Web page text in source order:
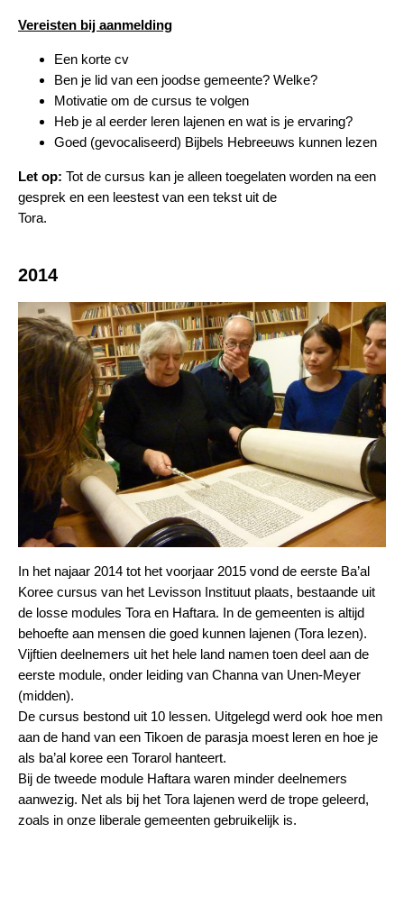
Vereisten bij aanmelding
Een korte cv
Ben je lid van een joodse gemeente? Welke?
Motivatie om de cursus te volgen
Heb je al eerder leren lajenen en wat is je ervaring?
Goed (gevocaliseerd) Bijbels Hebreeuws kunnen lezen
Let op: Tot de cursus kan je alleen toegelaten worden na een
gesprek en een leestest van een tekst uit de
Tora.
2014
In het najaar 2014 tot het voorjaar 2015 vond de eerste Ba’al
Koree cursus van het Levisson Instituut plaats, bestaande uit
de losse modules Tora en Haftara. In de gemeenten is altijd
behoefte aan mensen die goed kunnen lajenen (Tora lezen).
Vijftien deelnemers uit het hele land namen toen deel aan de
eerste module, onder leiding van Channa van Unen-Meyer
(midden).
De cursus bestond uit 10 lessen. Uitgelegd werd ook hoe men
aan de hand van een Tikoen de parasja moest leren en hoe je
als ba’al koree een Torarol hanteert.
Bij de tweede module Haftara waren minder deelnemers
aanwezig. Net als bij het Tora lajenen werd de trope geleerd,
zoals in onze liberale gemeenten gebruikelijk is.